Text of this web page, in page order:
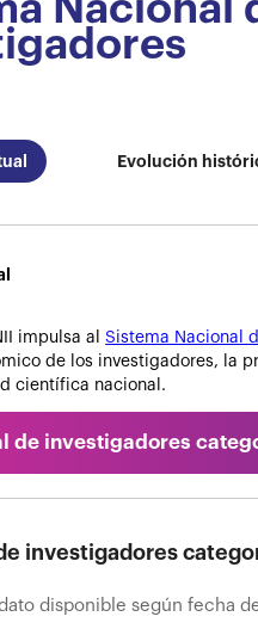
Evolución
impulsa alSistema Nacional
de los investigadores, la
científica nacional.
de investigadores
investigadores
disponible según fecha